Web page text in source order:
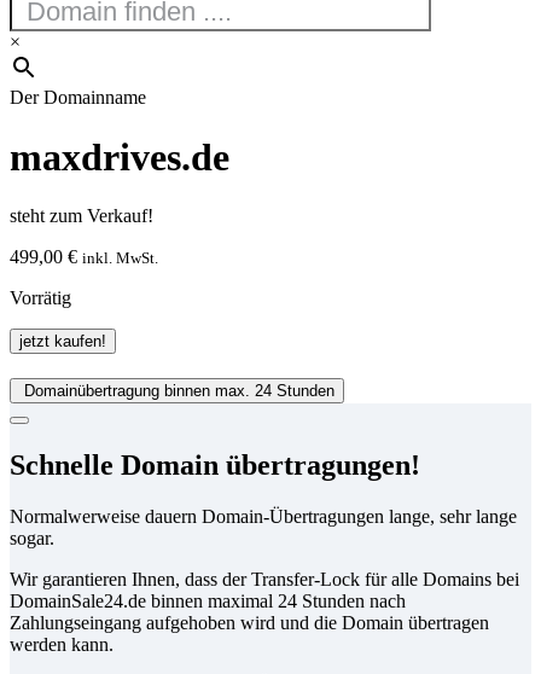
×
Der Domainname
maxdrives.de
steht zum Verkauf!
499,00 € inkl. MwSt.
Vorrätig
maxdrives.de
Menge
jetzt kaufen!
Domainübertragung binnen max. 24 Stunden
Schnelle Domain übertragungen!
Normalwerweise dauern Domain-Übertragungen lange, sehr lange
sogar.
Wir garantieren Ihnen, dass der Transfer-Lock für alle Domains bei
DomainSale24.de binnen maximal 24 Stunden nach
Zahlungseingang aufgehoben wird und die Domain übertragen
werden kann.